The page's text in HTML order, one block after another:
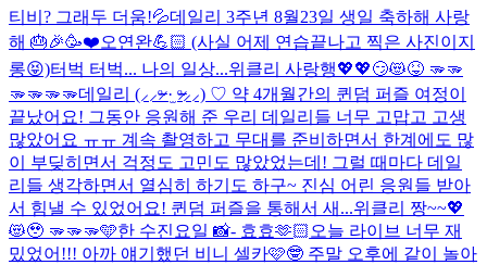
티비? 그래두 더움!💦데일리 3주년 8월23일 생일 축하해 사랑
해 🎂🎉🥳❤️오연완💪🏻 (사실 어제 연습끝나고 찍은 사진이지
롱😝)터벅 터벅... 나의 일상...위클리 사랑행💖💖😏😻😝 🫳🫳
🫳🫳🫳🫳데일리 (⸝⸝ᵒ̴̶̷ ·̫ ᵒ̴̶̷⸝⸝) ♡ 약 4개월간의 퀸덤 퍼즐 여정이
끝났어요! 그동안 응원해 준 우리 데일리들 너무 고맙고 고생
많았어요 ㅠㅠ 계속 촬영하고 무대를 준비하면서 한계에도 많
이 부딪히면서 걱정도 고민도 많았었는데! 그럴 때마다 데일
리들 생각하면서 열심히 하기도 하구~ 진심 어린 응원들 받아
서 힘낼 수 있었어요! 퀸덤 퍼즐을 통해서 새...위클리 짱~~💖
😻🥹 🫳🫳🫳🩵한 수진요일 📸- 효효🫶🏻 오늘 라이브 너무 재
밌었어!!! 아까 얘기했던 비니 셀카🩷🤓 주말 오후에 같이 놀아